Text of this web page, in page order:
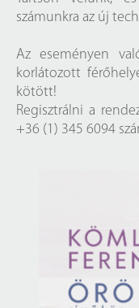
számunkra az új
Az eseményen
korlátozott
kötött!
Regisztrálni a
+36 (1) 345 6094